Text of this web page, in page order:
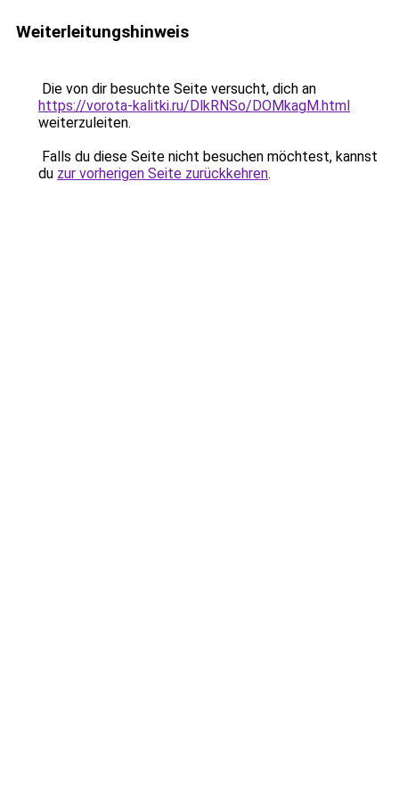
Weiterleitungshinweis
Die von dir besuchte Seite versucht, dich an
https://vorota-kalitki.ru/DlkRNSo/DOMkagM.html
weiterzuleiten.
Falls du diese Seite nicht besuchen möchtest, kannst
du zur vorherigen Seite zurückkehren.